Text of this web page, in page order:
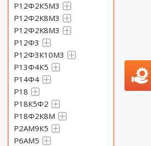
Р12Ф2К5М3
Р12Ф2К8М3
Р12Ф2К8М3
Р12Ф3
Р12Ф3К10М3
Р13Ф4К5
Р14Ф4
Р18
Р18К5Ф2
Р18Ф2К8М
Р2АМ9К5
Р6АМ5